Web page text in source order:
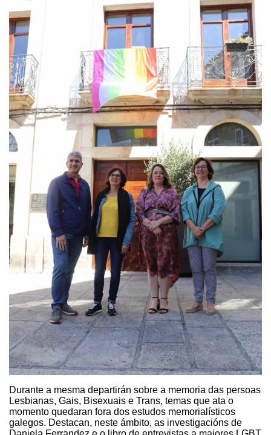
Durante a mesma departirán sobre a memoria das persoas
Lesbianas, Gais, Bisexuais e Trans, temas que ata o
momento quedaran fora dos estudos memorialísticos
galegos. Destacan, neste ámbito, as investigacións de